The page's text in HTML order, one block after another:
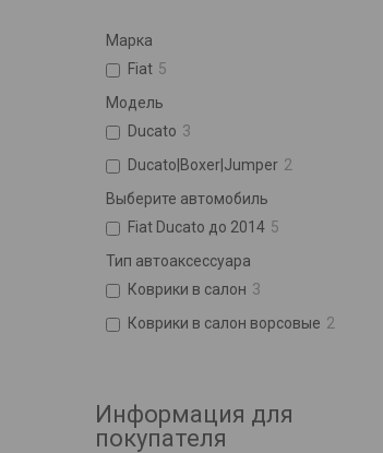
Марка
Fiat 5
Модель
Ducato 3
Ducato|Boxer|Jumper 2
Выберите автомобиль
Fiat Ducato до 2014 5
Тип автоаксессуара
Коврики в салон 3
Коврики в салон ворсовые 2
Информация для
покупателя